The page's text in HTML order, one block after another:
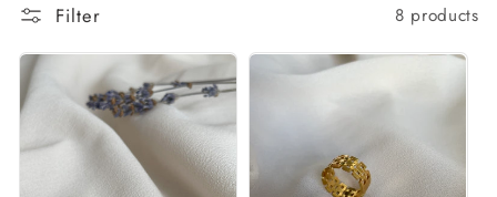
l
e
c
Filter 8 products